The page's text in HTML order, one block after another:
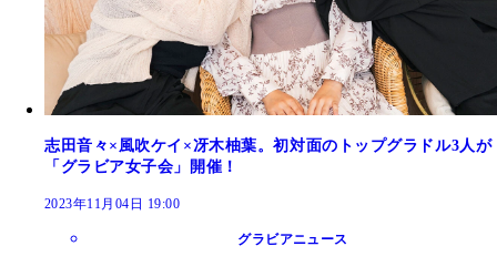
志田音々×風吹ケイ×冴木柚葉。初対面のトップグラドル3人が
「グラビア女子会」開催！
2023年11月04日 19:00
グラビアニュース